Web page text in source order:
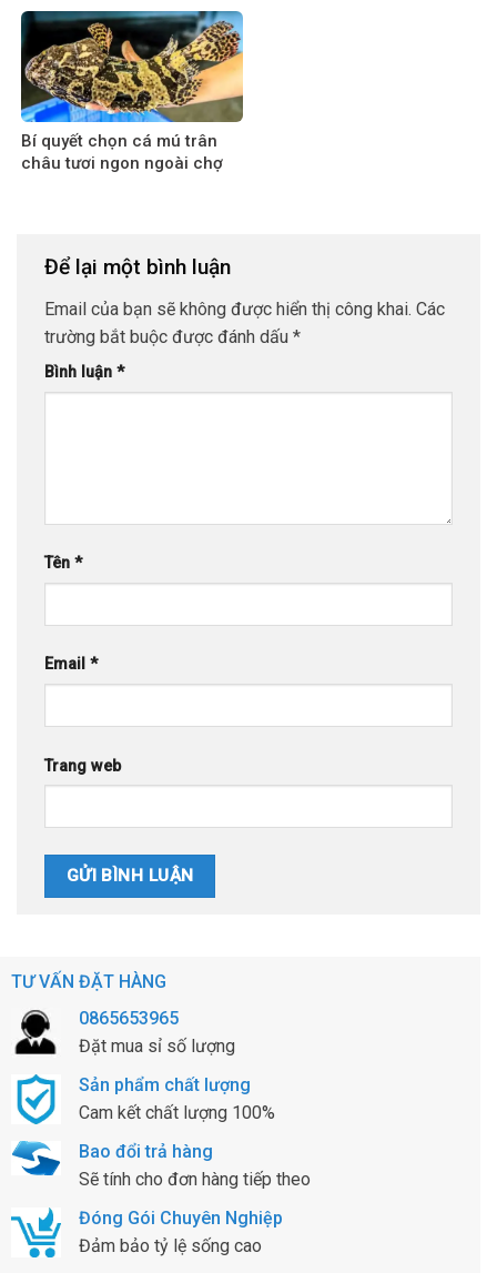
TƯ VẤN ĐẶT HÀNG
0865653965
Đặt mua sỉ số lượng
Sản phẩm chất lượng
Cam kết chất lượng 100%
Bao đổi trả hàng
Sẽ tính cho đơn hàng tiếp theo
Đóng Gói Chuyên Nghiệp
Đảm bảo tỷ lệ sống cao
Bí quyết chọn cá mú trân
châu tươi ngon ngoài chợ
Để lại một bình luận
Email của bạn sẽ không được hiển thị công khai. Các
trường bắt buộc được đánh dấu *
Bình luận *
Tên *
Email *
Trang web